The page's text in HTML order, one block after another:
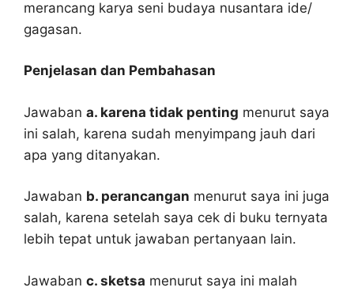
merancang karya seni budaya nusantara ide/
gagasan.
Penjelasan dan Pembahasan
Jawaban a. karena tidak penting menurut saya
ini salah, karena sudah menyimpang jauh dari
apa yang ditanyakan.
Jawaban b. perancangan menurut saya ini juga
salah, karena setelah saya cek di buku ternyata
lebih tepat untuk jawaban pertanyaan lain.
Jawaban c. sketsa menurut saya ini malah